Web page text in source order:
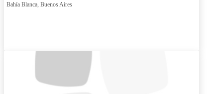
Bahía Blanca, Buenos Aires